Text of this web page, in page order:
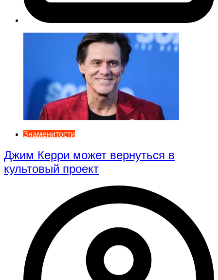
Знаменитости
Джим Керри может вернуться в
культовый проект